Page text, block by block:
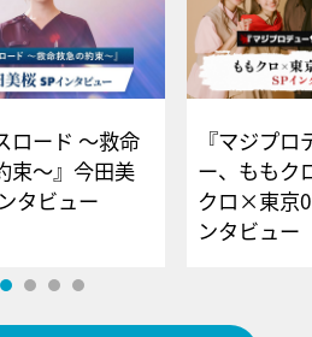
ロード ～救命
束～』今田美
ンタビュー
『マジプロ
ー、ももク
クロ×東京
ンタビュー